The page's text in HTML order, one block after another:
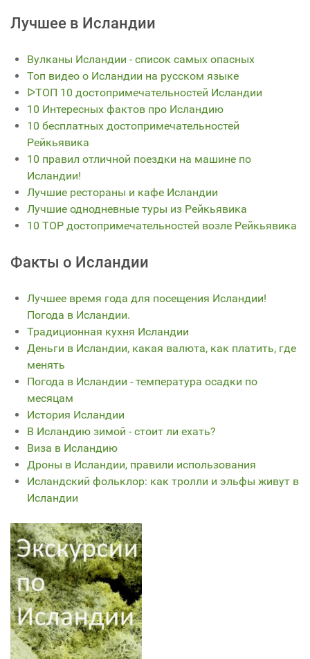
Лучшее в Исландии
Вулканы Исландии - список самых опасных
Топ видео о Исландии на русском языке
ᐅТОП 10 достопримечательностей Исландии
10 Интересных фактов про Исландию
10 бесплатных достопримечательностей
Рейкьявика
10 правил отличной поездки на машине по
Исландии!
Лучшие рестораны и кафе Исландии
Лучшие однодневные туры из Рейкьявика
10 TOP достопримечательностей возле Рейкьявика
Факты о Исландии
Лучшее время года для посещения Исландии!
Погода в Исландии.
Традиционная кухня Исландии
Деньги в Исландии, какая валюта, как платить, где
менять
Погода в Исландии - температура осадки по
месяцам
История Исландии
В Исландию зимой - стоит ли ехать?
Виза в Исландию
Дроны в Исландии, правили использования
Исландский фольклор: как тролли и эльфы живут в
Исландии